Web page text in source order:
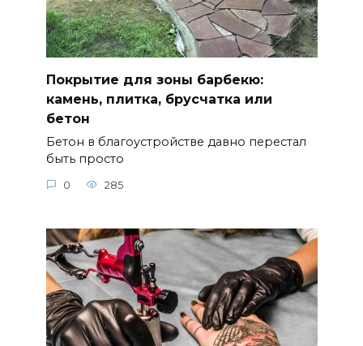
Покрытие для зоны барбекю:
камень, плитка, брусчатка или
бетон
Бетон в благоустройстве давно перестал
быть просто
0 285